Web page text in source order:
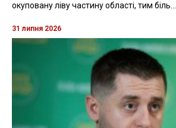
окуповану ліву частину області, тим біль...
31 липня 2026